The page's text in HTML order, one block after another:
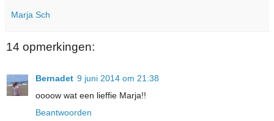
Marja Sch
14 opmerkingen:
Bernadet 9 juni 2014 om 21:38
oooow wat een lieffie Marja!!
Beantwoorden